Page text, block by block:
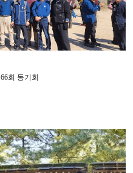
66회 동기회